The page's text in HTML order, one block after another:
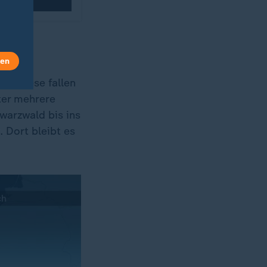
Diese fallen
mehrere
bis ins
Dort bleibt es